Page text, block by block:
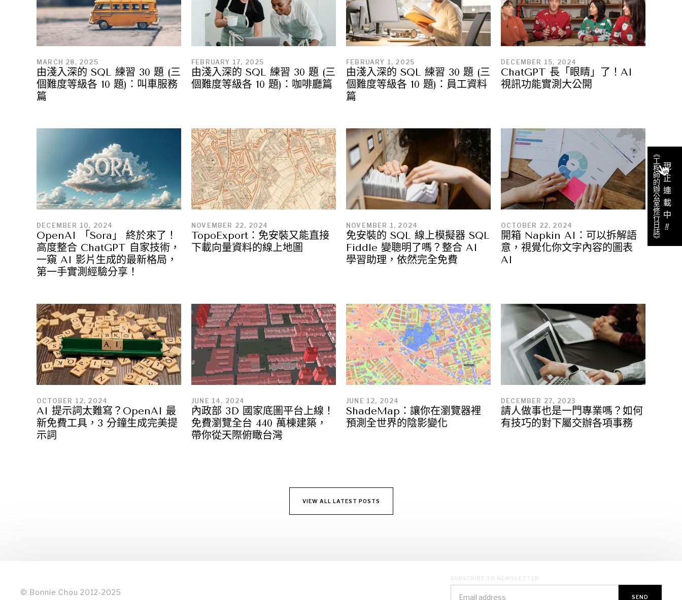
MARCH 28, 2025
由淺入深的 SQL 練習 30 題 (三
個難度等級各 10 題)：叫車服務
篇
FEBRUARY 17, 2025
由淺入深的 SQL 練習 30 題 (三
個難度等級各 10 題)：咖啡廳篇
FEBRUARY 1, 2025
由淺入深的 SQL 練習 30 題 (三
個難度等級各 10 題)：員工資料
篇
DECEMBER 15, 2024
ChatGPT 長「眼睛」了！AI
視訊功能實測大公開
DECEMBER 10, 2024
OpenAI 「Sora」 終於來了！
高度整合 ChatGPT 自家技術，
一窺 AI 影片生成的最新格局，
第一手實測經驗分享！
NOVEMBER 22, 2024
TopoExport：免安裝又能直接
下載向量資料的線上地圖
NOVEMBER 1, 2024
免安裝的 SQL 線上模擬器 SQL
Fiddle 變聰明了嗎？整合 AI
學習助理，依然完全免費
OCTOBER 22, 2024
開箱 Napkin AI：可以拆解語
意，視覺化你文字內容的圖表
AI
OCTOBER 12, 2024
AI 提示詞太難寫？OpenAI 最
新免費工具，3 分鐘生成完美提
示詞
JUNE 14, 2024
內政部 3D 國家底圖平台上線！
免費瀏覽全台 440 萬棟建築，
帶你從天際俯瞰台灣
JUNE 12, 2024
ShadeMap：讓你在瀏覽器裡
預測全世界的陰影變化
DECEMBER 27, 2023
請人做事也是一門專業嗎？如何
有技巧的對下屬交辦各項事務
VIEW ALL LATEST POSTS
© Bonnie Chou 2012-2025
SUBSCRIBE TO NEWSLETTER
現正連載中
‼︎
《工程師的辦公室修行日誌》